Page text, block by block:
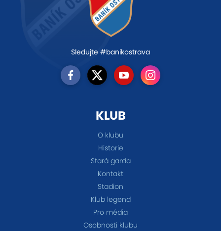
Sledujte #banikostrava
KLUB
O klubu
Historie
Stará garda
Kontakt
Stadion
Klub legend
Pro média
Osobnosti klubu